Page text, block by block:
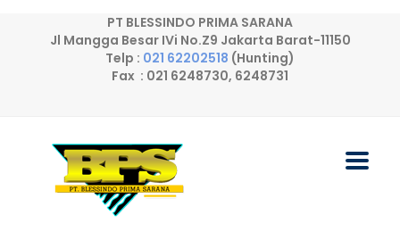
PT BLESSINDO PRIMA SARANA
Jl Mangga Besar IVi No.Z9 Jakarta Barat-11150
Telp : 021 62202518 (Hunting)
Fax : 021 6248730, 6248731